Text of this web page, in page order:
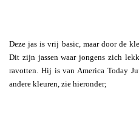
Deze jas is vrij basic, maar door de
Dit zijn jassen waar jongens zich
ravotten. Hij is van America Today
andere kleuren, zie hieronder;